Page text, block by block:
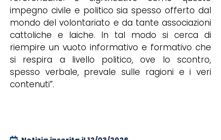
impegno civile e politico sia spesso offerto dal
mondo del volontariato e da tante associazioni
cattoliche e laiche. In tal modo si cerca di
riempire un vuoto informativo e formativo che
si respira a livello politico, ove lo scontro,
spesso verbale, prevale sulle ragioni e i veri
contenuti”.